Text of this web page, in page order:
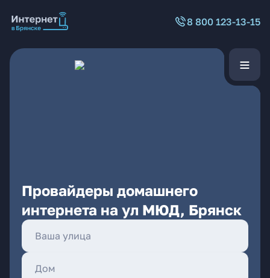
8 800 123-13-15
Провайдеры домашнего
интернета на ул МЮД, Брянск